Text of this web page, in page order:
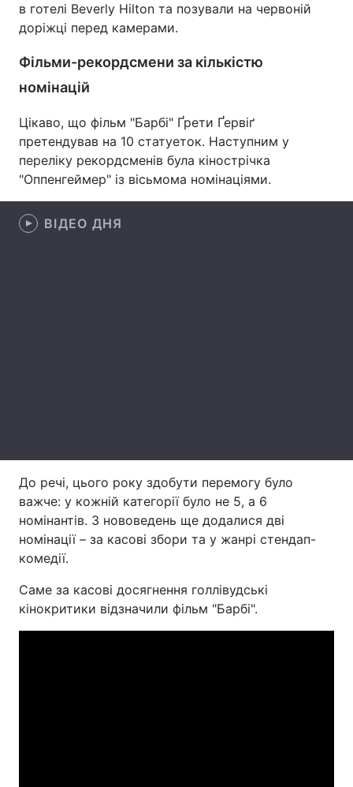
Спорт Наука
Зброя
Здоров'я Туризм
Цікавинки Погода
Екологія Регіони
Лонгріди
в готелі Beverly Hilton та позували на червоній
доріжці перед камерами.
Фільми-рекордсмени за кількістю
номінацій
Цікаво, що фільм "Барбі" Ґрети Ґервіґ
претендував на 10 статуеток. Наступним у
переліку рекордсменів була кінострічка
"Оппенгеймер" із вісьмома номінаціями.
ВІДЕО ДНЯ
До речі, цього року здобути перемогу було
важче: у кожній категорії було не 5, а 6
номінантів. З нововедень ще додалися дві
номінації – за касові збори та у жанрі стендап-
комедії.
Саме за касові досягнення голлівудські
кінокритики відзначили фільм "Барбі".